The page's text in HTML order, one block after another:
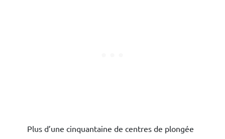
Plus d’une cinquantaine de centres de plongée